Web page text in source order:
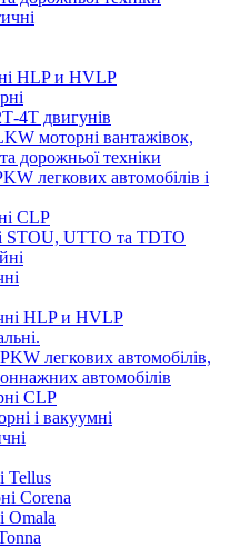
HLP и HVLP
4Т двигунів
моторні вантажівок,
дорожньої техніки
легкових автомобілів і
CLP
STOU, UTTO та TDTO
HLP и HVLP
легкових автомобілів,
автомобілів
CLP
і вакуумні
Tellus
Corena
Omala